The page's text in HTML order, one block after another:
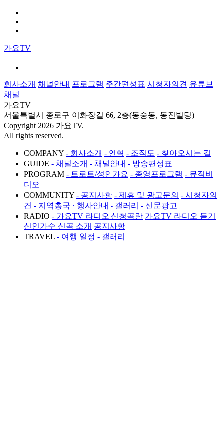
가요TV
회사소개 채널안내 프로그램 주간편성표 시청자의견 유튜브
채널
가요TV
서울특별시 종로구 이화장길 66, 2층(동숭동, 동진빌딩)
Copyright 2026 가요TV.
All rights reserved.
COMPANY - 회사소개 - 연혁 - 조직도 - 찾아오시는 길
GUIDE - 채널소개 - 채널안내 - 방송편성표
PROGRAM - 트로트/성인가요 - 종영프로그램 - 뮤직비
디오
COMMUNITY - 공지사항 - 제휴 및 광고문의 - 시청자의
견 - 지역총국 · 행사안내 - 갤러리 - 신문광고
RADIO - 가요TV 라디오 신청곡란 가요TV 라디오 듣기
신인가수 신곡 소개 공지사항
TRAVEL - 여행 일정 - 갤러리